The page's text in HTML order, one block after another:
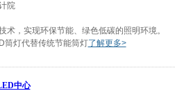
院
术，实现环保节能、绿色低碳的照明环境。
筒灯代替传统节能筒灯了解更多>
中心